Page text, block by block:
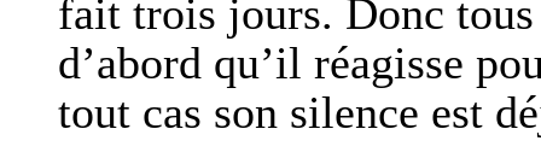
fait trois jours. Donc
d’abord qu’il réagisse
tout cas son silence est